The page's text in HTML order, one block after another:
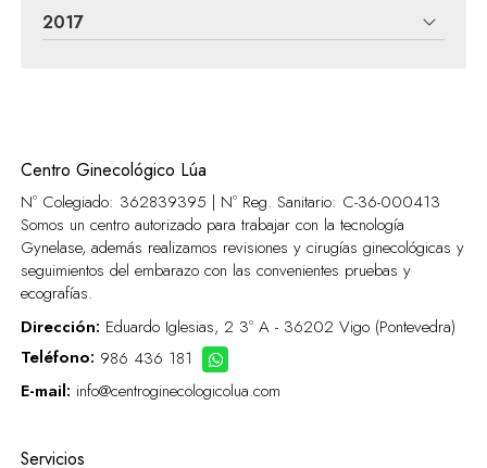
2017
Centro Ginecológico Lúa
Nº Colegiado: 362839395 | Nº Reg. Sanitario: C-36-000413
Somos un centro autorizado para trabajar con la tecnología
Gynelase, además realizamos revisiones y cirugías ginecológicas y
seguimientos del embarazo con las convenientes pruebas y
ecografías.
Dirección: Eduardo Iglesias, 2 3º A - 36202 Vigo (Pontevedra)
Teléfono: 986 436 181
E-mail: info@centroginecologicolua.com
Servicios